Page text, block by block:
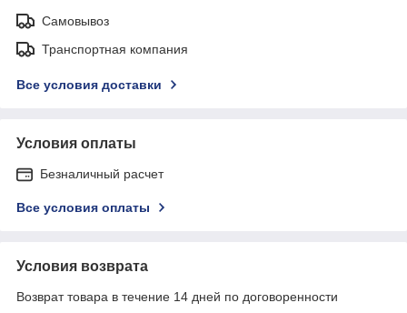
Самовывоз
Транспортная компания
Все условия доставки
Условия оплаты
Безналичный расчет
Все условия оплаты
Условия возврата
Возврат товара в течение 14 дней по договоренности